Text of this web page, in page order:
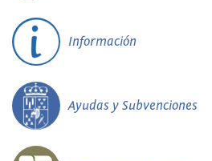
Información
Ayudas y Subvenciones